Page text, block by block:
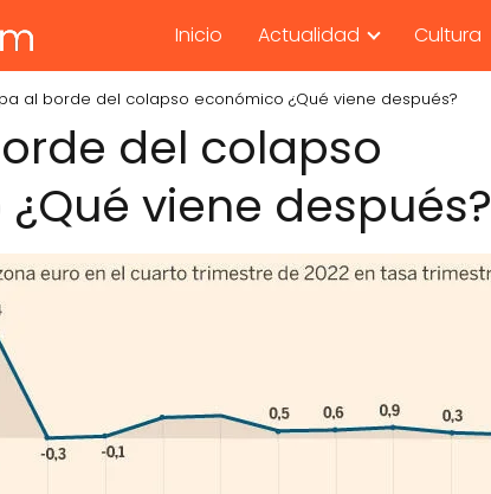
Inicio Actualidad Cultura
al borde del colapso económico ¿Qué viene después?
del colapso
viene después?